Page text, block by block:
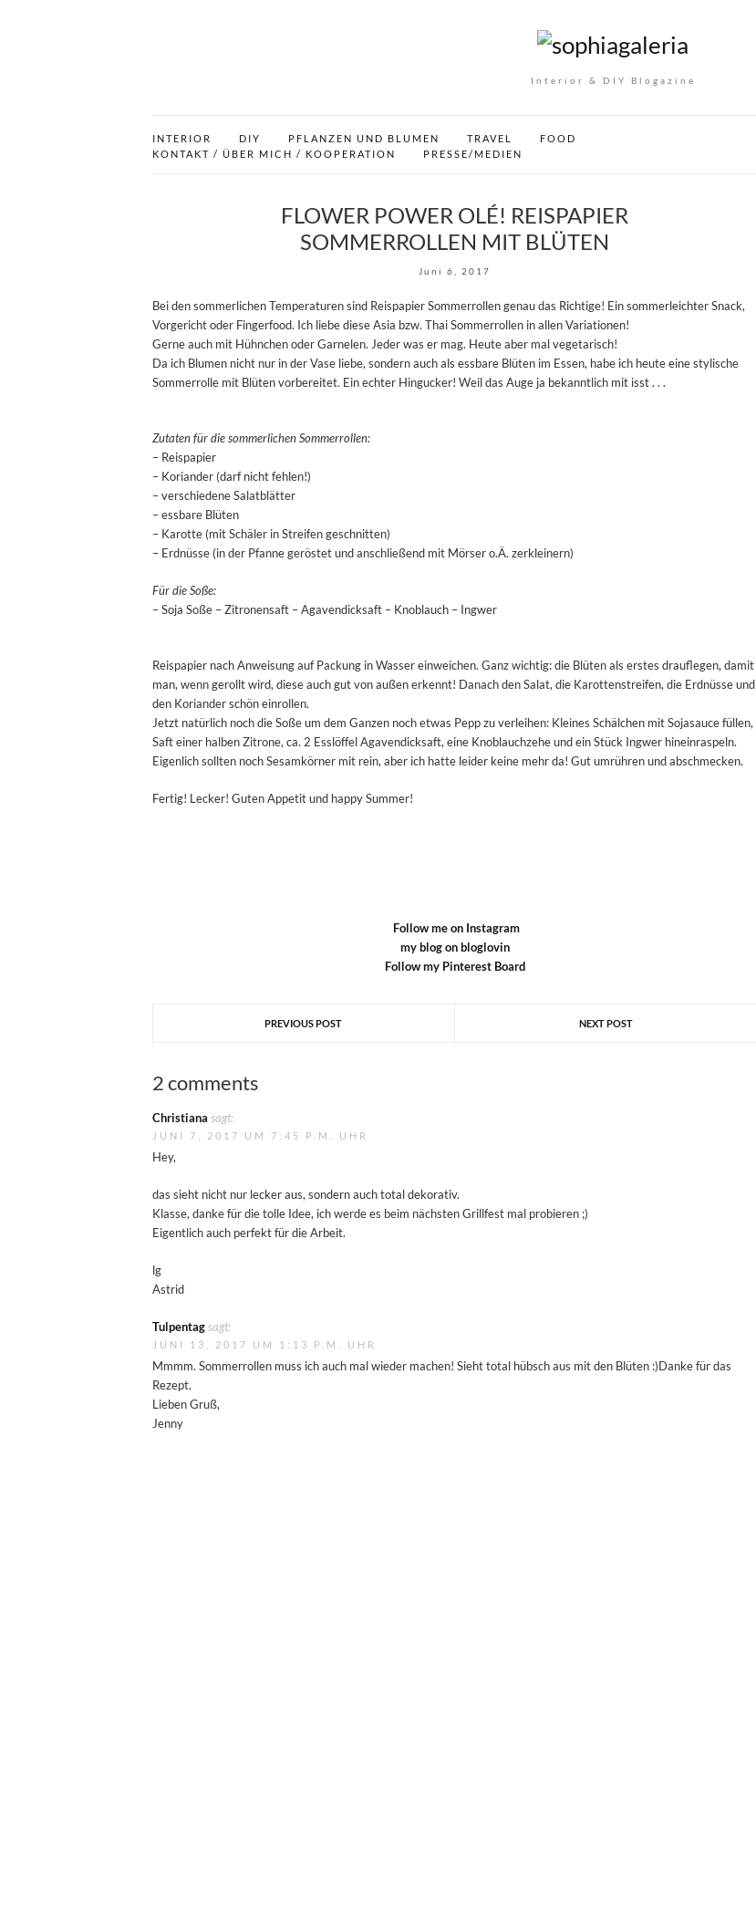
Interior & DIY Blogazine
INTERIOR DIY PFLANZEN UND BLUMEN TRAVEL
FOOD
KONTAKT / ÜBER MICH / KOOPERATION
PRESSE/MEDIEN
FLOWER POWER OLÉ! REISPAPIER
SOMMERROLLEN MIT BLÜTEN
Juni 6, 2017
Bei den sommerlichen Temperaturen sind Reispapier Sommerrollen genau das Richtige! Ein sommerleichter Snack,
Vorgericht oder Fingerfood. Ich liebe diese Asia bzw. Thai Sommerrollen in allen Variationen!
Gerne auch mit Hühnchen oder Garnelen. Jeder was er mag. Heute aber mal vegetarisch!
Da ich Blumen nicht nur in der Vase liebe, sondern auch als essbare Blüten im Essen, habe ich heute eine stylische
Sommerrolle mit Blüten vorbereitet. Ein echter Hingucker! Weil das Auge ja bekanntlich mit isst . . .
Zutaten für die sommerlichen Sommerrollen:
– Reispapier
– Koriander (darf nicht fehlen!)
– verschiedene Salatblätter
– essbare Blüten
– Karotte (mit Schäler in Streifen geschnitten)
– Erdnüsse (in der Pfanne geröstet und anschließend mit Mörser o.Ä. zerkleinern)
Für die Soße:
– Soja Soße – Zitronensaft – Agavendicksaft – Knoblauch – Ingwer
Reispapier nach Anweisung auf Packung in Wasser einweichen. Ganz wichtig: die Blüten als erstes drauflegen, damit
man, wenn gerollt wird, diese auch gut von außen erkennt! Danach den Salat, die Karottenstreifen, die Erdnüsse und
den Koriander schön einrollen.
Jetzt natürlich noch die Soße um dem Ganzen noch etwas Pepp zu verleihen: Kleines Schälchen mit Sojasauce füllen,
Saft einer halben Zitrone, ca. 2 Esslöffel Agavendicksaft, eine Knoblauchzehe und ein Stück Ingwer hineinraspeln.
Eigenlich sollten noch Sesamkörner mit rein, aber ich hatte leider keine mehr da! Gut umrühren und abschmecken.
Fertig! Lecker! Guten Appetit und happy Summer!
Follow me on Instagram
my blog on bloglovin
Follow my Pinterest Board
PREVIOUS POST NEXT POST
2 comments
Christiana sagt:
JUNI 7, 2017 UM 7:45 P.M. UHR
Hey,
das sieht nicht nur lecker aus, sondern auch total dekorativ.
Klasse, danke für die tolle Idee, ich werde es beim nächsten Grillfest mal probieren ;)
Eigentlich auch perfekt für die Arbeit.
lg
Astrid
Tulpentagsagt:
JUNI 13, 2017 UM 1:13 P.M. UHR
Mmmm. Sommerrollen muss ich auch mal wieder machen! Sieht total hübsch aus mit den Blüten :)Danke für das
Rezept.
Lieben Gruß,
Jenny